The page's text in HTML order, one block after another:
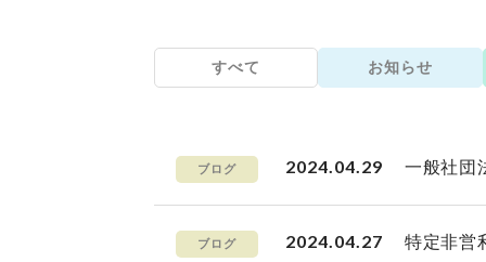
すべて お知らせ
ブログ 2024.04.29 一般社団
ブログ 2024.04.27 特定非営